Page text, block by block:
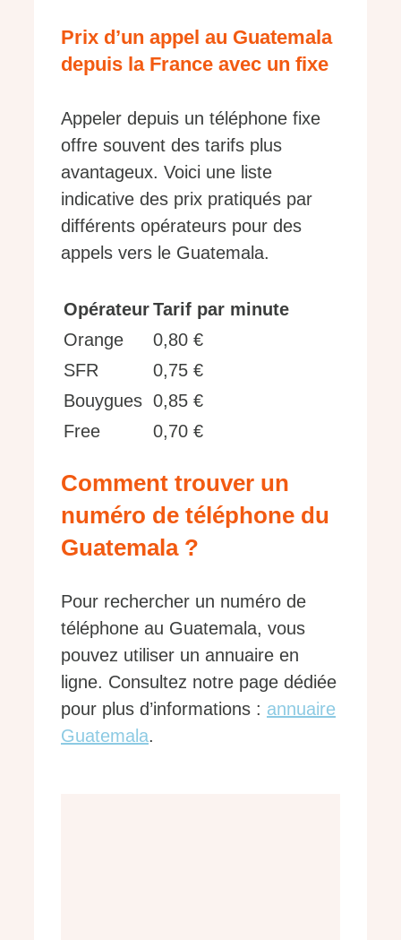
Prix d’un appel au Guatemala
depuis la France avec un fixe
Appeler depuis un téléphone fixe
offre souvent des tarifs plus
avantageux. Voici une liste
indicative des prix pratiqués par
différents opérateurs pour des
appels vers le Guatemala.
OpérateurTarif par minute
Orange
0,80 €
SFR
0,75 €
Bouygues 0,85 €
Free
0,70 €
Comment trouver un
numéro de téléphone du
Guatemala ?
Pour rechercher un numéro de
téléphone au Guatemala, vous
pouvez utiliser un annuaire en
ligne. Consultez notre page dédiée
pour plus d’informations : annuaire
Guatemala.